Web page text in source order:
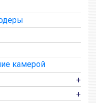
камерой